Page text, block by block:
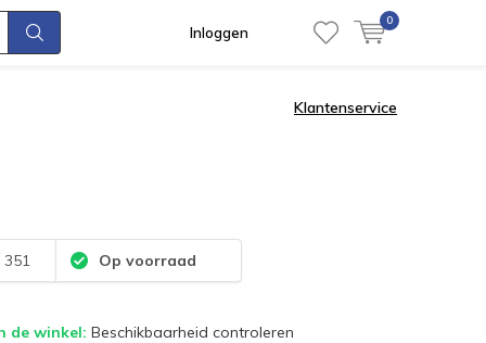
Inloggen
0
Klantenservice
351 Op voorraad
de winkel:Beschikbaarheid controleren